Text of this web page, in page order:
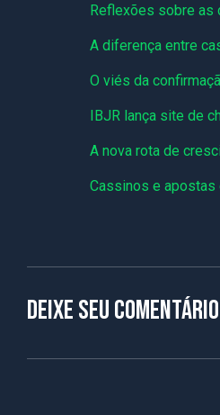
Reflexões sobre as
A diferença entre
O viés da
IBJR lança site de
A nova rota de
Cassinos e
Deixe seu comentário